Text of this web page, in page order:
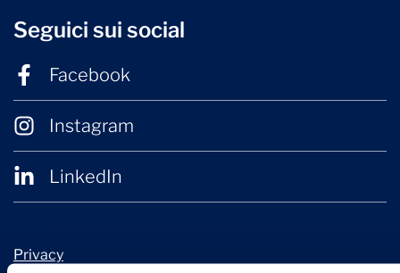
Seguici sui social
Facebook
Instagram
LinkedIn
Privacy